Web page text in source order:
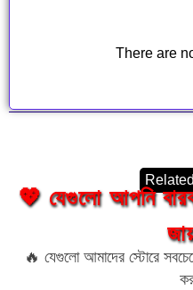
There are
💖 যেগুলো আপনি
🔥 যেগুলো আমাদের স্টোরে